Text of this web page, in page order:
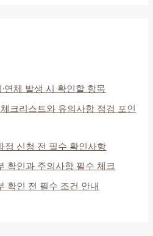
연체 발생 시 확인할 항목
크리스트와 유의사항 점검 포인
정 신청 전 필수 확인사항
확인과 주의사항 필수 체크
확인 전 필수 조건 안내